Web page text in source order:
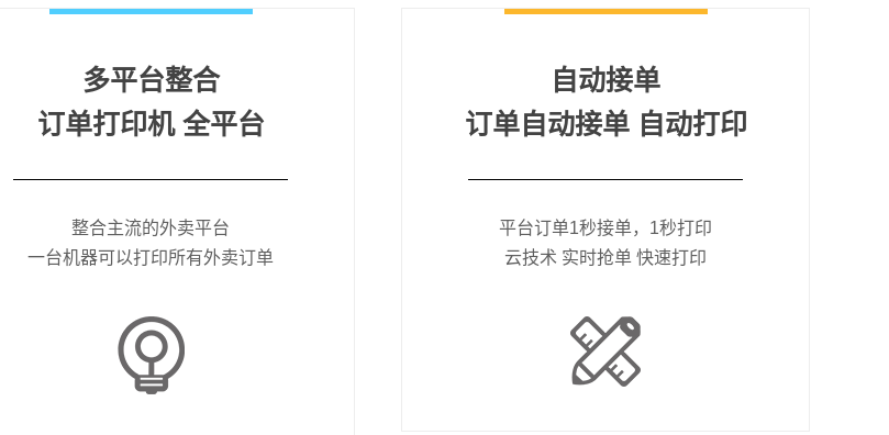
多平台整合
订单打印机 全平台
整合主流的外卖平台
一台机器可以打印所有外卖订单
自动接单
订单自动接单 自动打印
平台订单1秒接单，1秒打印
云技术 实时抢单 快速打印